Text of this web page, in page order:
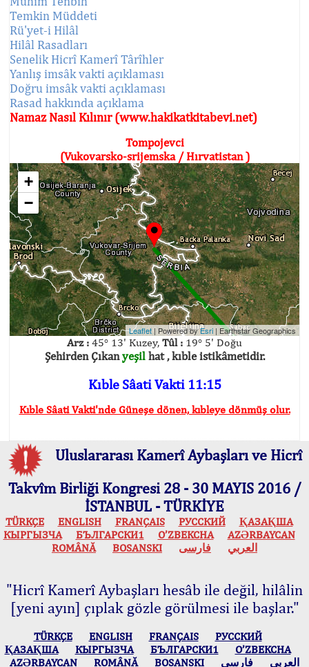
Temkin Müddeti
Rü'yet-i Hilâl
Hilâl Rasadları
Senelik Hicrî Kamerî Târîhler
Yanlış imsâk vakti açıklaması
Doğru imsâk vakti açıklaması
Rasad hakkında açıklama
Namaz Nasıl Kılınır (www.hakikatkitabevi.net)
Tompojevci
(Vukovarsko-srijemska / Hırvatistan )
+
−
Leaflet| Powered byEsri | Earthstar Geographics
Arz : 45° 13' Kuzey, Tûl : 19° 5' Doğu
Şehirden Çıkanyeşilhat , kıble istikâmetidir.
Kıble Sâati Vakti 11:15
Kıble Sâati Vakti'nde Güneşe dönen, kıbleye dönmüş olur.
Uluslararası Kamerî Aybaşları ve Hicrî
Takvîm Birliği Kongresi 28 - 30 MAYIS 2016 /
İSTANBUL - TÜRKİYE
TÜRKÇE ENGLISH FRANÇAIS РУССКИЙ
ҚАЗАҚША
КЫPГЫЗЧA
БЪЛГАРСКИ1 O’ZBEKCHA
AZӘRBAYCAN
ROMÂNĂ
BOSANSKI العربي فارسی
"Hicrî Kamerî Aybaşları hesâb ile değil, hilâlin
[yeni ayın] çıplak gözle görülmesi ile başlar."
TÜRKÇE ENGLISH FRANÇAIS
РУССКИЙ
ҚАЗАҚША
КЫPГЫЗЧA БЪЛГАРСКИ1
O’ZBEKCHA
AZӘRBAYCAN
ROMÂNĂ BOSANSKI العربي فارسی